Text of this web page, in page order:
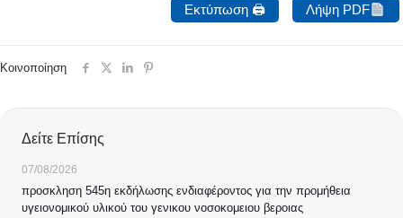
Εκτύπωση 🖨 Λήψη PDF
Κοινοποίηση
Δείτε Επίσης
07/08/2026
προσκληση 545η εκδήλωσης ενδιαφέροντος για την προμήθεια
υγειονομικού υλικού του γενικου νοσοκομειου βεροιας